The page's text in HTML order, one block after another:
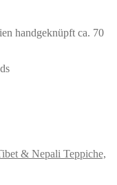
handgeknüpft ca. 70
& Nepali Teppiche,